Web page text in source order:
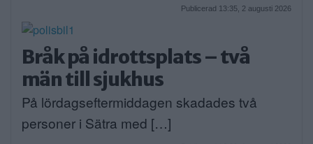
Publicerad 13:35, 2 augusti 2026
Bråk på idrottsplats – två
män till sjukhus
På lördagseftermiddagen skadades två
personer i Sätra med […]